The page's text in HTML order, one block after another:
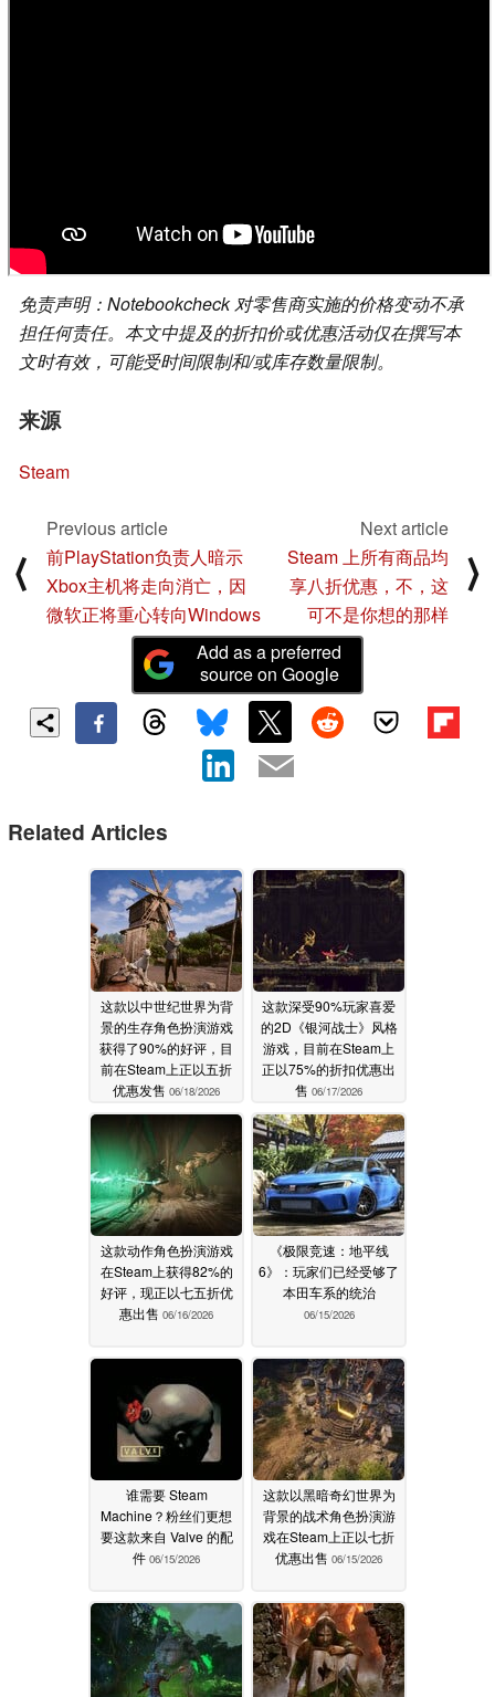
免责声明：Notebookcheck 对零售商实施的价格变动不承
担任何责任。本文中提及的折扣价或优惠活动仅在撰写本
文时有效，可能受时间限制和/或库存数量限制。
来源
Steam
⟨
Previous article
前PlayStation负责人暗示
Xbox主机将走向消亡，因
微软正将重心转向Windows
Next article
Steam 上所有商品均
享八折优惠，不，这
可不是你想的那样
⟩
Add as a preferred
source on Google
Related Articles
这款以中世纪世界为背
景的生存角色扮演游戏
获得了90%的好评，目
前在Steam上正以五折
优惠发售 06/18/2026
这款深受90%玩家喜爱
的2D《银河战士》风格
游戏，目前在Steam上
正以75%的折扣优惠出
售 06/17/2026
这款动作角色扮演游戏
在Steam上获得82%的
好评，现正以七五折优
惠出售 06/16/2026
《极限竞速：地平线
6》：玩家们已经受够了
本田车系的统治
06/15/2026
谁需要 Steam
Machine？粉丝们更想
要这款来自 Valve 的配
件 06/15/2026
这款以黑暗奇幻世界为
背景的战术角色扮演游
戏在Steam上正以七折
优惠出售 06/15/2026